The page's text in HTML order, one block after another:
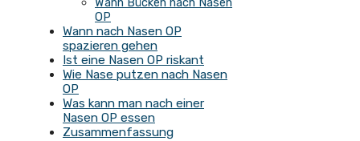
OP
Wann nach Nasen OP
spazieren gehen
Ist eine Nasen OP riskant
Wie Nase putzen nach Nasen
OP
Was kann man nach einer
Nasen OP essen
Zusammenfassung